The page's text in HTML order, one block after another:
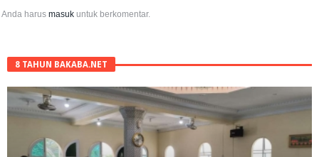
Anda harusmasuk untuk berkomentar.
8 TAHUN BAKABA.NET